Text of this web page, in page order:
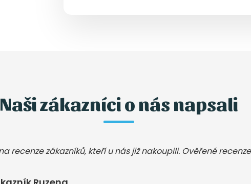
Naši zákazníci o nás napsali
recenze zákazníků, kteří u nás již nakoupili. Ověřené